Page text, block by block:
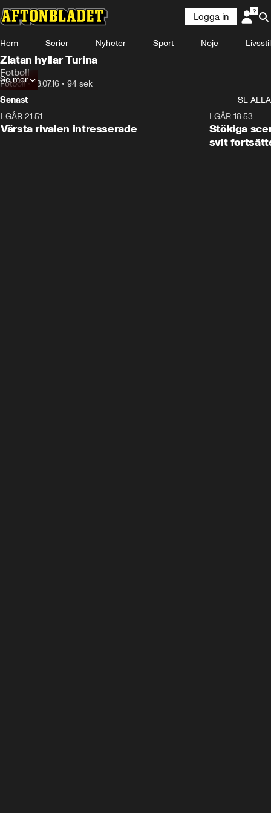
Logga in
Hem Serier Nyheter Sport Nöje Livsstil
Zlatan hyllar Turina
Fotboll
Fotboll•18.07.16 • 94 sek
Se mer
Senast
SE ALLA
I GÅR 21:51
Värsta rivalen intresserade
I GÅR 18:53
Stökiga
svit